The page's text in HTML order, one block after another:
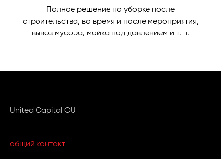
Полное решение по уборке после
строительства, во время и после мероприятия,
вывоз мусора, мойка под давлением и т. п.
United Capital OÜ
общий контакт